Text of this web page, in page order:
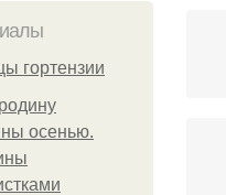
гортензии
осенью.